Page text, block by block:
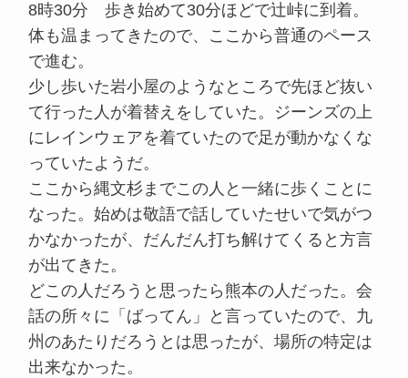
8時30分 歩き始めて30分ほどで辻峠に到着。
体も温まってきたので、ここから普通のペース
で進む。
少し歩いた岩小屋のようなところで先ほど抜い
て行った人が着替えをしていた。ジーンズの上
にレインウェアを着ていたので足が動かなくな
っていたようだ。
ここから縄文杉までこの人と一緒に歩くことに
なった。始めは敬語で話していたせいで気がつ
かなかったが、だんだん打ち解けてくると方言
が出てきた。
どこの人だろうと思ったら熊本の人だった。会
話の所々に「ばってん」と言っていたので、九
州のあたりだろうとは思ったが、場所の特定は
出来なかった。